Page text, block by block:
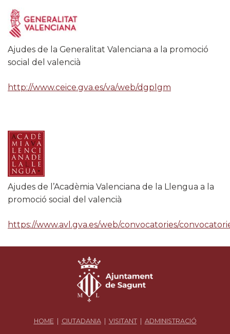
Ajudes de la Generalitat Valenciana a la promoció
social del valencià
http://www.ceice.gva.es/va/web/dgplgm
Ajudes de l’Acadèmia Valenciana de la Llengua a la
promoció social del valencià
https://www.avl.gva.es/web/convocatories/
HOME CIUTADANIA| VISITANT| ADMINISTRACIÓ